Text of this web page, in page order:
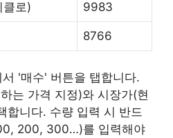
클로) 9983
8766
'매수' 버튼을 탭합니다.
는 가격 지정)와 시장가(현
합니다. 수량 입력 시 반드
200, 300…)를 입력해야